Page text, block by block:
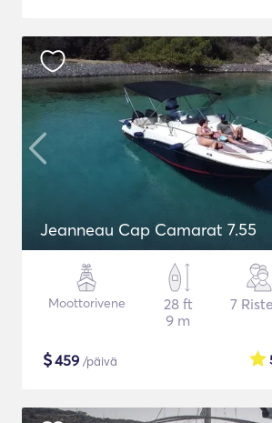
Jeanneau Cap Camarat 7.55
Moottorivene
28 ft
9 m
7
$459 /päivä